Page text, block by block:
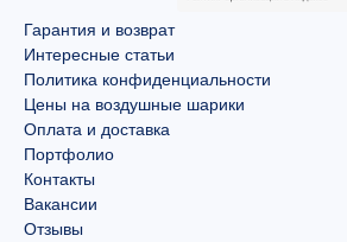
Гарантия и возврат
Интересные статьи
Политика конфиденциальности
Цены на воздушные шарики
Оплата и доставка
Портфолио
Контакты
Вакансии
Отзывы